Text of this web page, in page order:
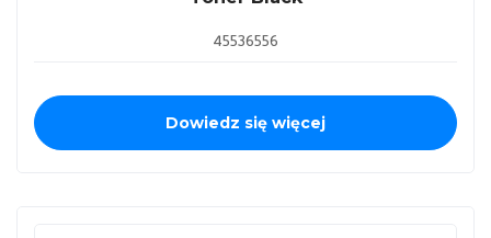
45536556
Dowiedz się więcej